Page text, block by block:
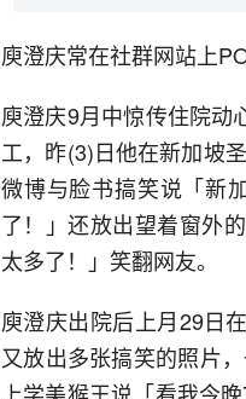
庾澄庆常在社群网站上
庾澄庆9月中惊传住院动
工，昨(3)日他在新加坡
微博与脸书搞笑说「新
了！」还放出望着窗外
太多了！」笑翻网友。
庾澄庆出院后上月29日
又放出多张搞笑的照片